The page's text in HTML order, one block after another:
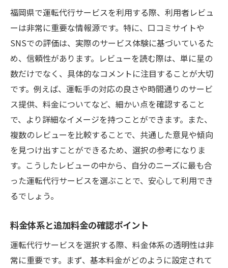
福岡県で運転代行サービスを利用する際、利用者レビュ
ーは非常に重要な情報源です。特に、口コミサイトや
SNSでの評価は、実際のサービス体験に基づいているた
め、信頼性があります。レビューを読む際は、単に星の
数だけでなく、具体的なコメントに注目することが大切
です。例えば、運転手の対応の良さや時間通りのサービ
ス提供、料金についてなど、細かい点を確認すること
で、より詳細なイメージを持つことができます。また、
複数のレビューを比較することで、共通した意見や傾向
を見つけ出すことができるため、選択の参考になりま
す。こうしたレビューの中から、自分のニーズに最も合
った運転代行サービスを選ぶことで、安心して利用でき
るでしょう。
料金体系と追加料金の確認ポイント
運転代行サービスを選択する際、料金体系の透明性は非
常に重要です。まず、基本料金がどのように設定されて